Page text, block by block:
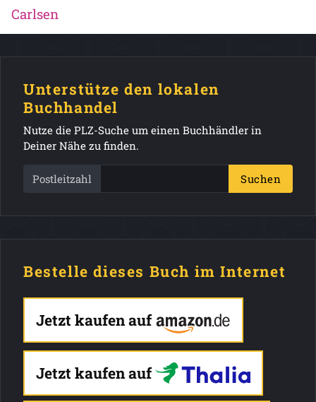
Carlsen
Unterstütze den lokalen
Buchhandel
Nutze die PLZ-Suche um einen Buchhändler in
Deiner Nähe zu finden.
Postleitzahl Suchen
Bestelle dieses Buch im Internet
Jetzt kaufen auf
Jetzt kaufen auf